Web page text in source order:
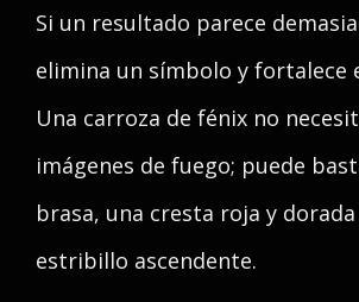
Si un resultado parece
elimina un símbolo y fortalece
Una carroza de fénix no
imágenes de fuego; puede
brasa, una cresta roja y
estribillo ascendente.